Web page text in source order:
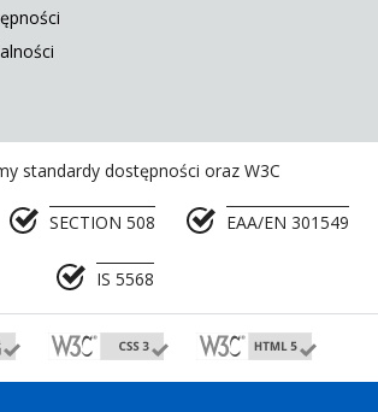
standardy dostępności oraz W3C
SECTION 508 EAA/EN 301549
IS 5568